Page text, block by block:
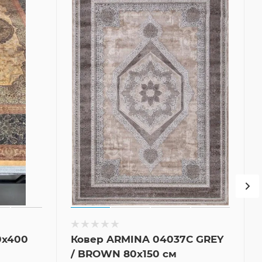
Ковер ARMINA 04037C GREY
/ BROWN 80x150 см